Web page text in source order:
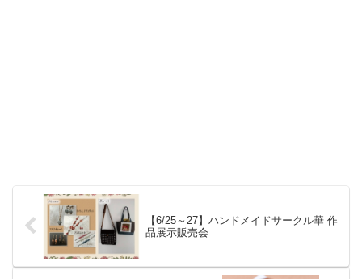
【6/25～27】ハンドメイドサークル華 作
品展示販売会